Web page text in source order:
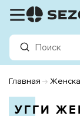
Главная
УГГИ